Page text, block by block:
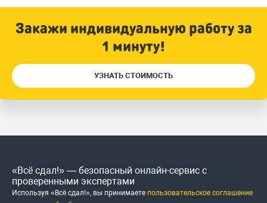
Закажи индивидуальную работу за
1 минуту!
УЗНАТЬ СТОИМОСТЬ
«Всё сдал!» — безопасный онлайн-сервис с
проверенными экспертами
Используя «Всё сдал!», вы принимаете пользовательское соглашение